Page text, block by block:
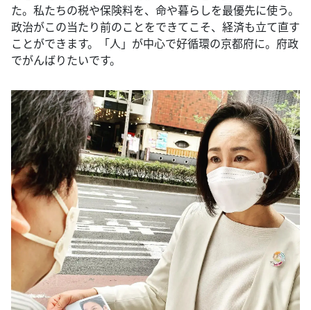
た。私たちの税や保険料を、命や暮らしを最優先に使う。
政治がこの当たり前のことをできてこそ、経済も立て直す
ことができます。「人」が中心で好循環の京都府に。府政
でがんばりたいです。